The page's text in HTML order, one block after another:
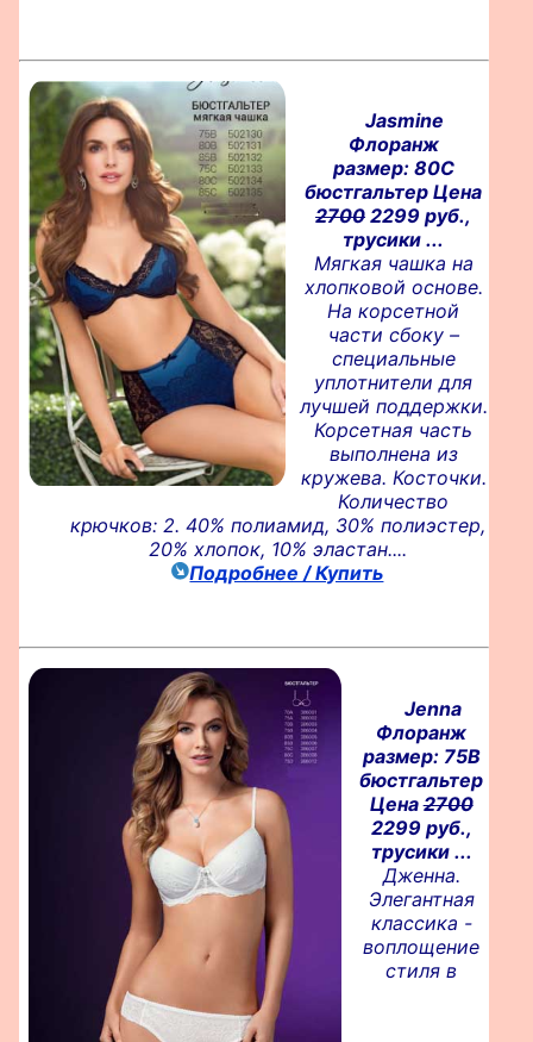
Jasmine
Флоранж
размер: 80C
бюстгальтер Цена
2700 2299 руб.,
трусики ...
Мягкая чашка на
хлопковой основе.
На корсетной
части сбоку –
специальные
уплотнители для
лучшей поддержки.
Корсетная часть
выполнена из
кружева. Косточки.
Количество
крючков: 2. 40% полиамид, 30% полиэстер,
20% хлопок, 10% эластан....
Подробнее / Купить
Jenna
Флоранж
размер: 75B
бюстгальтер
Цена2700
2299 руб.,
трусики ...
Дженна.
Элегантная
классика -
воплощение
стиля в